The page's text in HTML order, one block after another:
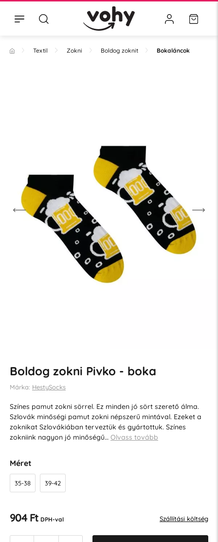
Textil Zokni Boldog zoknit Bokaláncok
Boldog zokni Pivko - boka
Márka: HestySocks
Színes pamut zokni sörrel. Ez minden jó sört szerető álma.
Szlovák minőségi pamut zokni népszerű mintával. Ezeket a
zoknikat Szlovákiában terveztük és gyártottuk. Színes
zokniink nagyon jó minőségű… Olvass tovább
Méret
35-38 39-42
904 Ft DPH-val Szállítási költség